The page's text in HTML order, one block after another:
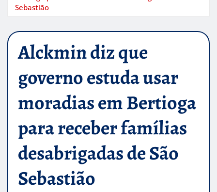
Sebastião
Alckmin diz que
governo estuda usar
moradias em Bertioga
para receber famílias
desabrigadas de São
Sebastião